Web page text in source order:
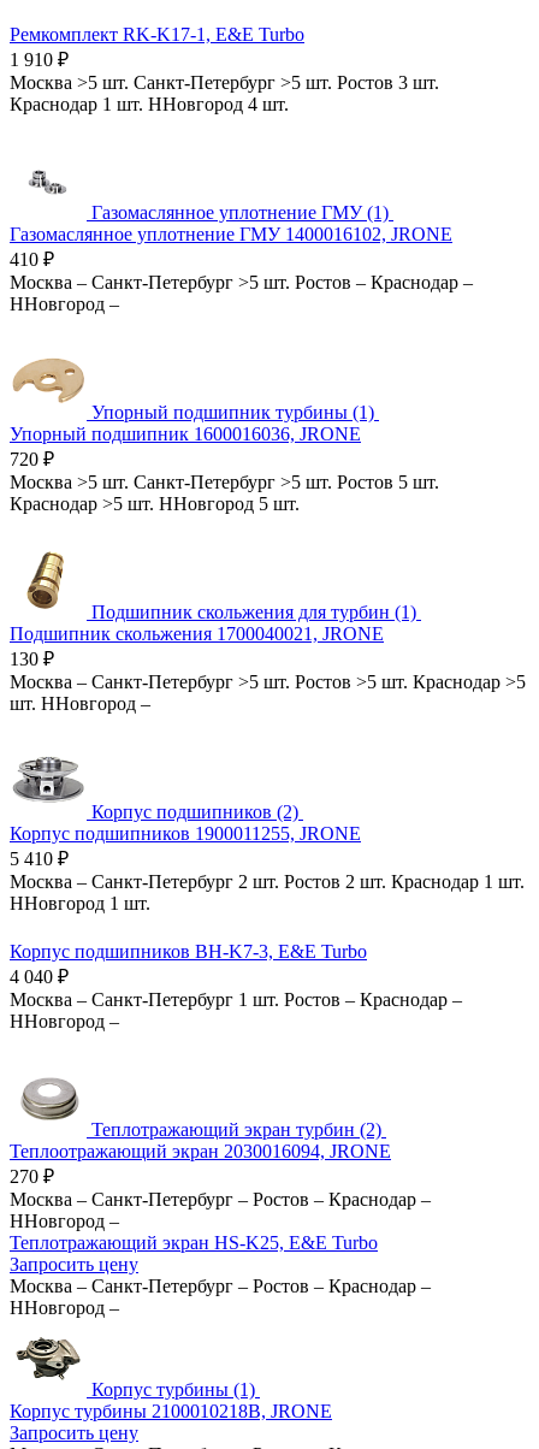
Ремкомплект RK-K17-1, E&E Turbo
1 910 ₽
Москва >5 шт. Санкт-Петербург >5 шт. Ростов 3 шт.
Краснодар 1 шт. ННовгород 4 шт.
Газомаслянное уплотнение ГМУ (1)
Газомаслянное уплотнение ГМУ 1400016102, JRONE
410 ₽
Москва – Санкт-Петербург >5 шт. Ростов – Краснодар –
ННовгород –
Упорный подшипник турбины (1)
Упорный подшипник 1600016036, JRONE
720 ₽
Москва >5 шт. Санкт-Петербург >5 шт. Ростов 5 шт.
Краснодар >5 шт. ННовгород 5 шт.
Подшипник скольжения для турбин (1)
Подшипник скольжения 1700040021, JRONE
130 ₽
Москва – Санкт-Петербург >5 шт. Ростов >5 шт. Краснодар >5
шт. ННовгород –
Корпус подшипников (2)
Корпус подшипников 1900011255, JRONE
5 410 ₽
Москва – Санкт-Петербург 2 шт. Ростов 2 шт. Краснодар 1 шт.
ННовгород 1 шт.
Корпус подшипников BH-K7-3, E&E Turbo
4 040 ₽
Москва – Санкт-Петербург 1 шт. Ростов – Краснодар –
ННовгород –
Теплотражающий экран турбин (2)
Теплоотражающий экран 2030016094, JRONE
270 ₽
Москва – Санкт-Петербург – Ростов – Краснодар –
ННовгород –
Теплотражающий экран HS-K25, E&E Turbo
Запросить цену
Москва – Санкт-Петербург – Ростов – Краснодар –
ННовгород –
Корпус турбины (1)
Корпус турбины 2100010218B, JRONE
Запросить цену